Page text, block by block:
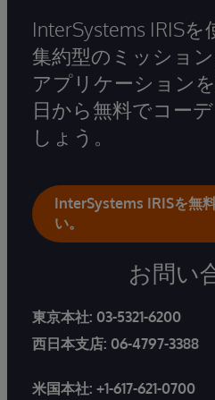
InterSystems IRIS
集約型のミッショ
アプリケーション
日から無料でコー
しょう。
InterSystems IRISを無
い。
お問い
東京本社: 03-5321-6200
西日本支店: 06-4797-3388
米国本社: +1-617-621-0700